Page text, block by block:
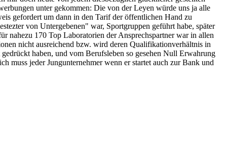
unter gekommen: Die von der Leyen würde uns ja alle
gefordert um dann in den Tarif der öffentlichen Hand zu
von Untergebenen" war, Sportgruppen geführt habe, später
nahezu 170 Top Laboratorien der Ansprechspartner war in allen
nicht ausreichend bzw. wird deren Qualifikationverhältnis in
haben, und vom Berufsleben so gesehen Null Erwahrung
muss jeder Jungunternehmer wenn er startet auch zur Bank und